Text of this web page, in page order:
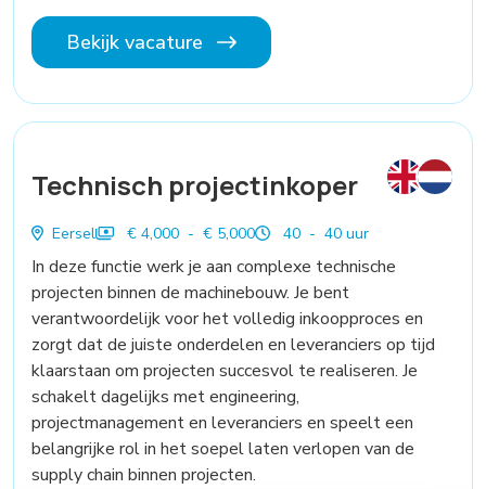
Bekijk vacature
Technisch projectinkoper
Eersel € 4,000 - € 5,000 40 - 40 uur
In deze functie werk je aan complexe technische
projecten binnen de machinebouw. Je bent
verantwoordelijk voor het volledig inkoopproces en
zorgt dat de juiste onderdelen en leveranciers op tijd
klaarstaan om projecten succesvol te realiseren. Je
schakelt dagelijks met engineering,
projectmanagement en leveranciers en speelt een
belangrijke rol in het soepel laten verlopen van de
supply chain binnen projecten.